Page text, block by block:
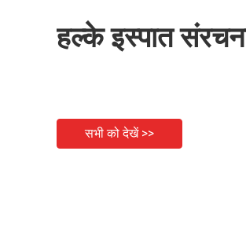
हल्के इस्पात
सभी को देखें >>